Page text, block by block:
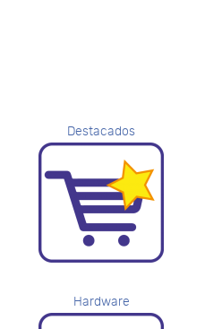
Destacados
Hardware